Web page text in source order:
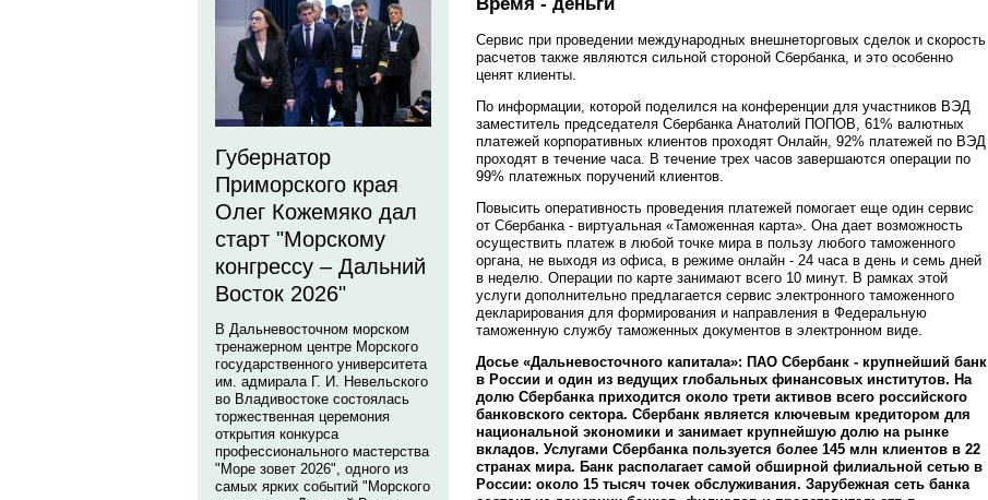
Губернатор
Приморского края
Олег Кожемяко дал
старт "Морскому
конгрессу – Дальний
Восток 2026"
В Дальневосточном морском
тренажерном центре Морского
государственного университета
им. адмирала Г. И. Невельского
во Владивостоке состоялась
торжественная церемония
открытия конкурса
профессионального мастерства
"Море зовет 2026", одного из
самых ярких событий "Морского
Сервис при проведении международных внешнеторговых сделок и скорость
расчетов также являются сильной стороной Сбербанка, и это особенно
ценят клиенты.
По информации, которой поделился на конференции для участников ВЭД
заместитель председателя Сбербанка Анатолий ПОПОВ, 61% валютных
платежей корпоративных клиентов проходят Онлайн, 92% платежей по ВЭД
проходят в течение часа. В течение трех часов завершаются операции по
99% платежных поручений клиентов.
Повысить оперативность проведения платежей помогает еще один сервис
от Сбербанка - виртуальная «Таможенная карта». Она дает возможность
осуществить платеж в любой точке мира в пользу любого таможенного
органа, не выходя из офиса, в режиме онлайн - 24 часа в день и семь дней
в неделю. Операции по карте занимают всего 10 минут. В рамках этой
услуги дополнительно предлагается сервис электронного таможенного
декларирования для формирования и направления в Федеральную
таможенную службу таможенных документов в электронном виде.
Досье «Дальневосточного капитала»: ПАО Сбербанк - крупнейший банк
в России и один из ведущих глобальных финансовых институтов. На
долю Сбербанка приходится около трети активов всего российского
банковского сектора. Сбербанк является ключевым кредитором для
национальной экономики и занимает крупнейшую долю на рынке
вкладов. Услугами Сбербанка пользуется более 145 млн клиентов в 22
странах мира. Банк располагает самой обширной филиальной сетью в
России: около 15 тысяч точек обслуживания. Зарубежная сеть банка